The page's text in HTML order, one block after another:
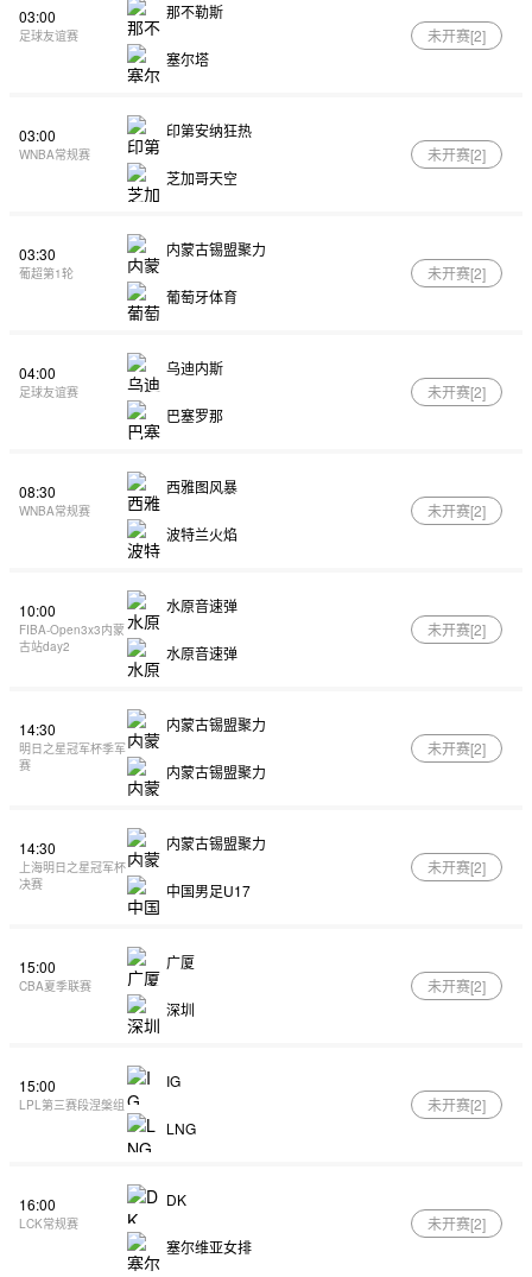
03:00
足球友谊赛
那不勒斯
塞尔塔
未开赛[2]
03:00
WNBA常规赛
印第安纳狂热
芝加哥天空
未开赛[2]
03:30
葡超第1轮
内蒙古锡盟聚力
葡萄牙体育
未开赛[2]
04:00
足球友谊赛
乌迪内斯
巴塞罗那
未开赛[2]
08:30
WNBA常规赛
西雅图风暴
波特兰火焰
未开赛[2]
10:00
FIBA-Open3x3内蒙
古站day2
水原音速弹
水原音速弹
未开赛[2]
14:30
明日之星冠军杯季军
赛
内蒙古锡盟聚力
内蒙古锡盟聚力
未开赛[2]
14:30
上海明日之星冠军杯
决赛
内蒙古锡盟聚力
中国男足U17
未开赛[2]
15:00
CBA夏季联赛
广厦
深圳
未开赛[2]
15:00
LPL第三赛段涅槃组
IG
LNG
未开赛[2]
16:00
LCK常规赛
DK
塞尔维亚女排
未开赛[2]